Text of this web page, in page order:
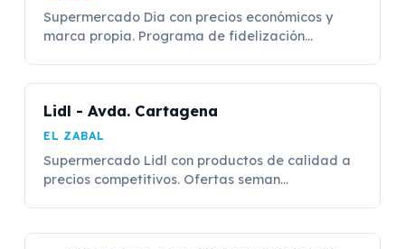
Supermercado Dia con precios económicos y
marca propia. Programa de fidelización...
Lidl - Avda. Cartagena
EL ZABAL
Supermercado Lidl con productos de calidad a
precios competitivos. Ofertas seman...